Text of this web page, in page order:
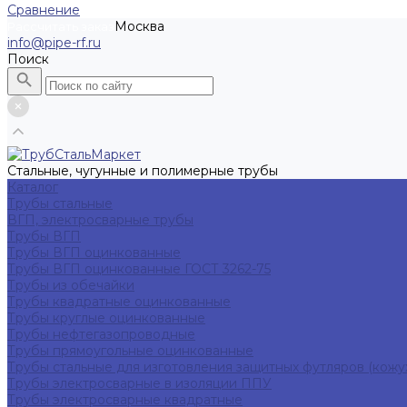
Сравнение
Москва
info@pipe-rf.ru
Поиск
Стальные, чугунные и полимерные трубы
Каталог
Трубы стальные
ВГП, электросварные трубы
Трубы ВГП
Трубы ВГП оцинкованные
Трубы ВГП оцинкованные ГОСТ 3262-75
Трубы из обечайки
Трубы квадратные оцинкованные
Трубы круглые оцинкованные
Трубы нефтегазопроводные
Трубы прямоугольные оцинкованные
Трубы стальные для изготовления защитных футляров
Трубы электросварные в изоляции ППУ
Трубы электросварные квадратные